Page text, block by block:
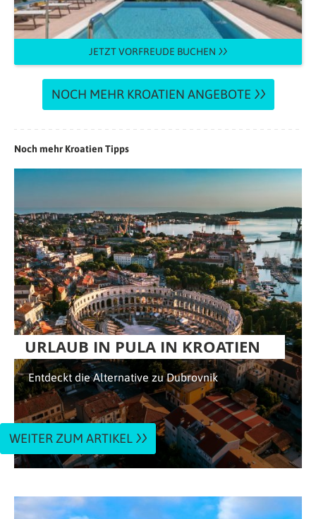
JETZT VORFREUDE BUCHEN
NOCH MEHR KROATIEN ANGEBOTE
Noch mehr Kroatien Tipps
URLAUB IN PULA IN KROATIEN
Entdeckt die Alternative zu Dubrovnik
WEITER ZUM ARTIKEL